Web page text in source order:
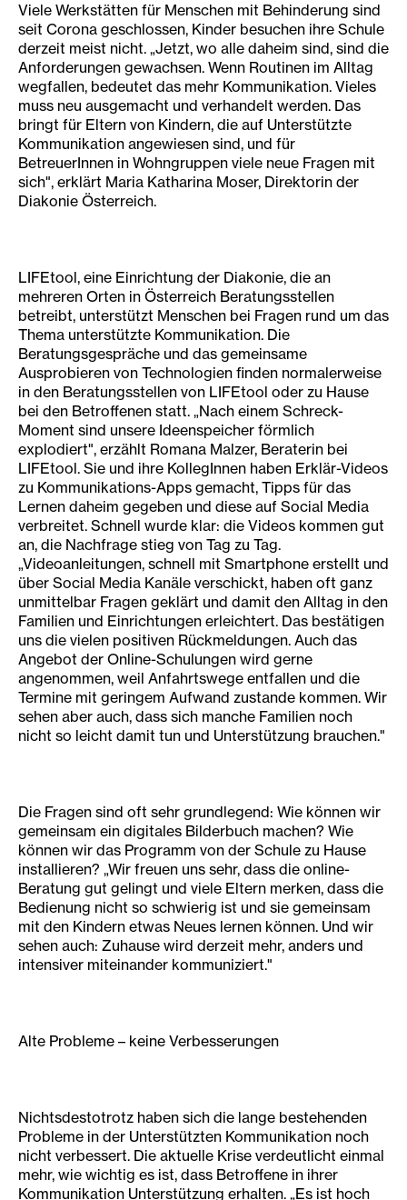
Viele Werkstätten für Menschen mit Behinderung sind
seit Corona geschlossen, Kinder besuchen ihre Schule
derzeit meist nicht. „Jetzt, wo alle daheim sind, sind die
Anforderungen gewachsen. Wenn Routinen im Alltag
wegfallen, bedeutet das mehr Kommunikation. Vieles
muss neu ausgemacht und verhandelt werden. Das
bringt für Eltern von Kindern, die auf Unterstützte
Kommunikation angewiesen sind, und für
BetreuerInnen in Wohngruppen viele neue Fragen mit
sich", erklärt Maria Katharina Moser, Direktorin der
Diakonie Österreich.
LIFEtool, eine Einrichtung der Diakonie, die an
mehreren Orten in Österreich Beratungsstellen
betreibt, unterstützt Menschen bei Fragen rund um das
Thema unterstützte Kommunikation. Die
Beratungsgespräche und das gemeinsame
Ausprobieren von Technologien finden normalerweise
in den Beratungsstellen von LIFEtool oder zu Hause
bei den Betroffenen statt. „Nach einem Schreck-
Moment sind unsere Ideenspeicher förmlich
explodiert", erzählt Romana Malzer, Beraterin bei
LIFEtool. Sie und ihre KollegInnen haben Erklär-Videos
zu Kommunikations-Apps gemacht, Tipps für das
Lernen daheim gegeben und diese auf Social Media
verbreitet. Schnell wurde klar: die Videos kommen gut
an, die Nachfrage stieg von Tag zu Tag.
„Videoanleitungen, schnell mit Smartphone erstellt und
über Social Media Kanäle verschickt, haben oft ganz
unmittelbar Fragen geklärt und damit den Alltag in den
Familien und Einrichtungen erleichtert. Das bestätigen
uns die vielen positiven Rückmeldungen. Auch das
Angebot der Online-Schulungen wird gerne
angenommen, weil Anfahrtswege entfallen und die
Termine mit geringem Aufwand zustande kommen. Wir
sehen aber auch, dass sich manche Familien noch
nicht so leicht damit tun und Unterstützung brauchen."
Die Fragen sind oft sehr grundlegend: Wie können wir
gemeinsam ein digitales Bilderbuch machen? Wie
können wir das Programm von der Schule zu Hause
installieren? „Wir freuen uns sehr, dass die online-
Beratung gut gelingt und viele Eltern merken, dass die
Bedienung nicht so schwierig ist und sie gemeinsam
mit den Kindern etwas Neues lernen können. Und wir
sehen auch: Zuhause wird derzeit mehr, anders und
intensiver miteinander kommuniziert."
Alte Probleme – keine Verbesserungen
Nichtsdestotrotz haben sich die lange bestehenden
Probleme in der Unterstützten Kommunikation noch
nicht verbessert. Die aktuelle Krise verdeutlicht einmal
mehr, wie wichtig es ist, dass Betroffene in ihrer
Kommunikation Unterstützung erhalten. „Es ist hoch